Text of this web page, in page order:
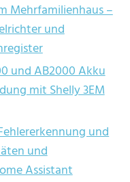
Mehrfamilienhaus –
und
und AB2000 Akku
mit Shelly 3EM
und
und
Assistant